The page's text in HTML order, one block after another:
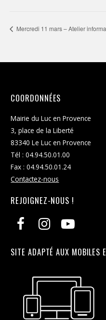
Mercredi 11 mars – Atelier
COORDONNÉES
Mairie du Luc en Provence
3, place de la Liberté
83340 Le Luc en Provence
Tél : 04.94.50.01.00
Fax : 04.94.50.01.24
Contactez-nous
REJOIGNEZ-NOUS !
SITE ADAPTÉ AUX MOBILES